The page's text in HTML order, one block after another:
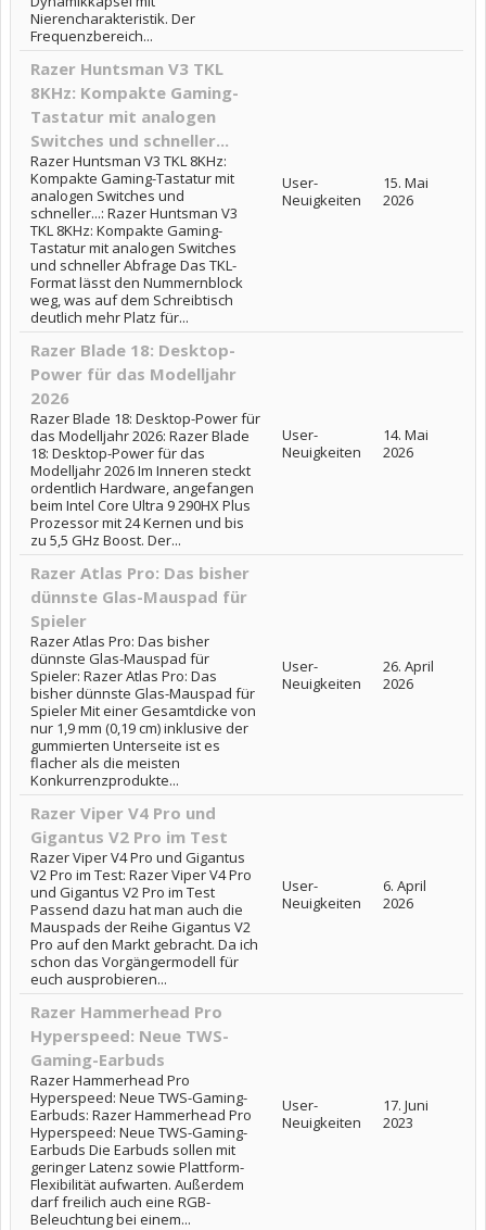
Nierencharakteristik. Der
Frequenzbereich...
Razer Huntsman V3 TKL
8KHz: Kompakte Gaming-
Tastatur mit analogen
Switches und schneller...
Razer Huntsman V3 TKL 8KHz:
Kompakte Gaming-Tastatur mit
analogen Switches und
schneller...: Razer Huntsman V3
TKL 8KHz: Kompakte Gaming-
Tastatur mit analogen Switches
und schneller Abfrage Das TKL-
Format lässt den Nummernblock
weg, was auf dem Schreibtisch
deutlich mehr Platz für...
User-
Neuigkeiten
15. Mai
2026
Razer Blade 18: Desktop-
Power für das Modelljahr
2026
Razer Blade 18: Desktop-Power für
das Modelljahr 2026: Razer Blade
18: Desktop-Power für das
Modelljahr 2026 Im Inneren steckt
ordentlich Hardware, angefangen
beim Intel Core Ultra 9 290HX Plus
Prozessor mit 24 Kernen und bis
zu 5,5 GHz Boost. Der...
User-
Neuigkeiten
14. Mai
2026
Razer Atlas Pro: Das bisher
dünnste Glas-Mauspad für
Spieler
Razer Atlas Pro: Das bisher
dünnste Glas-Mauspad für
Spieler: Razer Atlas Pro: Das
bisher dünnste Glas-Mauspad für
Spieler Mit einer Gesamtdicke von
nur 1,9 mm (0,19 cm) inklusive der
gummierten Unterseite ist es
flacher als die meisten
Konkurrenzprodukte...
User-
Neuigkeiten
26. April
2026
Razer Viper V4 Pro und
Gigantus V2 Pro im Test
Razer Viper V4 Pro und Gigantus
V2 Pro im Test: Razer Viper V4 Pro
und Gigantus V2 Pro im Test
Passend dazu hat man auch die
Mauspads der Reihe Gigantus V2
Pro auf den Markt gebracht. Da ich
schon das Vorgängermodell für
euch ausprobieren...
User-
Neuigkeiten
6. April
2026
Razer Hammerhead Pro
Hyperspeed: Neue TWS-
Gaming-Earbuds
Razer Hammerhead Pro
Hyperspeed: Neue TWS-Gaming-
Earbuds: Razer Hammerhead Pro
Hyperspeed: Neue TWS-Gaming-
Earbuds Die Earbuds sollen mit
geringer Latenz sowie Plattform-
Flexibilität aufwarten. Außerdem
darf freilich auch eine RGB-
Beleuchtung bei einem...
User-
Neuigkeiten
17. Juni
2023